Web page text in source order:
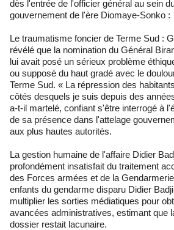
dès l'entrée de l'officier général au sein
gouvernement de l'ère Diomaye-Sonko :
Le traumatisme foncier de Terme Sud :
révélé que la nomination du Général
lui avait posé un sérieux problème
ou supposé du haut gradé avec le
Terme Sud. « La répression des
côtés desquels je suis depuis des
a-t-il martelé, confiant s'être interrogé à
de sa présence dans l'attelage
aux plus hautes autorités.
La gestion humaine de l'affaire Didier
profondément insatisfait du traitement
des Forces armées et de la
enfants du gendarme disparu Didier
multiplier les sorties médiatiques pour
avancées administratives, estimant que
dossier restait lacunaire.